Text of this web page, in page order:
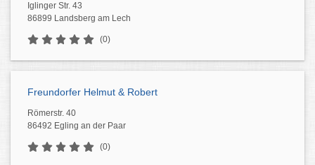
Iglinger Str. 43
86899 Landsberg am Lech
(0)
Freundorfer Helmut & Robert
Römerstr. 40
86492 Egling an der Paar
(0)